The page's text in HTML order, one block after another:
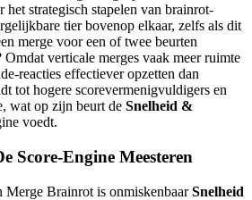
het strategisch stapelen van brainrot-
tier bovenop elkaar, zelfs als dit
merge voor een of twee beurten
Omdat verticale merges vaak meer ruimte
reacties effectiever opzetten dan
tot hogere scorevermenigvuldigers en
wat op zijn beurt de Snelheid &
voedt.
Score-Engine Meesteren
Merge Brainrot is onmiskenbaarSnelheid